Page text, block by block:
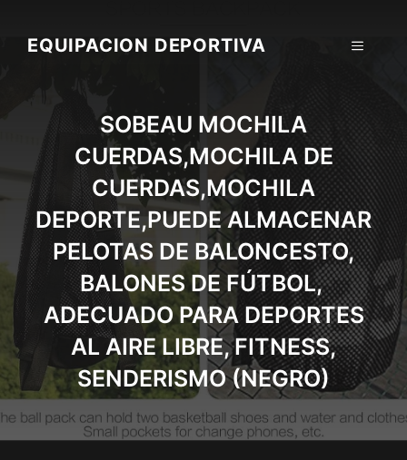
contentEQUIPACION DEPORTIVA MENU
SOBEAU MOCHILA
CUERDAS,MOCHILA DE
CUERDAS,MOCHILA
DEPORTE,PUEDE ALMACENAR
PELOTAS DE BALONCESTO,
BALONES DE FÚTBOL, ​​
ADECUADO PARA DEPORTES
AL AIRE LIBRE, FITNESS,
SENDERISMO (NEGRO)